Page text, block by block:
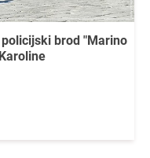
brod "Marino